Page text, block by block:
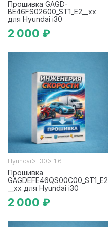
Прошивка GAGD-
BE46FS02600_ST1_E2__xx
для Hyundai i30
2 000 ₽
Hyundai > i30 > 1.6 i
Прошивка
GAGDEFE46QS00C00_ST1_E2
__xx для Hyundai i30
2 000 ₽